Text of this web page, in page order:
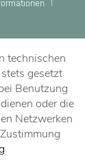
technischen
gesetzt
Benutzung
oder die
Netzwerken